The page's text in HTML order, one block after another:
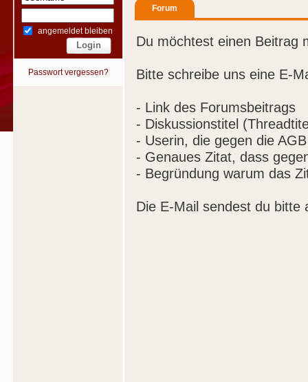
angemeldet bleiben
Passwort vergessen?
Forum
Du möchtest einen Beitrag
Bitte schreibe uns eine E-
- Link des Forumsbeitrags
- Diskussionstitel
- Userin, die gegen die
- Genaues Zitat, dass
- Begründung warum das
Die E-Mail sendest du bitte